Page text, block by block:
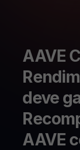
AAVE
deve
AAVE